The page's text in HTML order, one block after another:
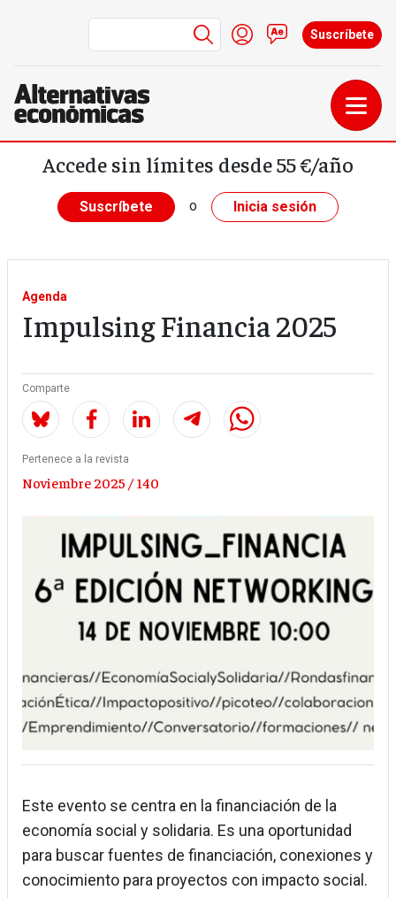
Pasar al contenido principal
Menú de cuenta de
Iniciar sesión
Contacto
Suscríbete
Accede sin límites desde 55 €/año
Suscríbete o Inicia sesión
Agenda
Impulsing Financia 2025
Comparte
Pertenece a la revista
Noviembre 2025 / 140
Este evento se centra en la financiación de la
economía social y solidaria. Es una oportunidad
para buscar fuentes de financiación, conexiones y
conocimiento para proyectos con impacto social.